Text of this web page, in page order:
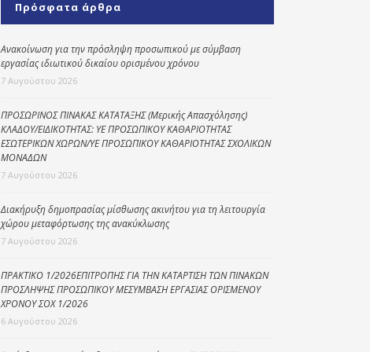
Kοινωνικό
φαρμακείο
Πρόγραμμα
“Βοήθεια στο σπίτι”
Κέντρο Ημερήσιας
Φροντίδας
Πρόσφατα άρθρα
Ανακοίνωση για την πρόσληψη προσωπικού με σύμβαση
εργασίας ιδιωτικού δικαίου ορισμένου χρόνου
7 Αυγούστου 2026
ΠΡΟΣΩΡΙΝΟΣ ΠΙΝΑΚΑΣ ΚΑΤΑΤΑΞΗΣ (Μερικής Απασχόλησης)
ΚΛΑΔΟΥ/ΕΙΔΙΚΟΤΗΤΑΣ: ΥΕ ΠΡΟΣΩΠΙΚΟΥ ΚΑΘΑΡΙΟΤΗΤΑΣ
ΕΣΩΤΕΡΙΚΩΝ ΧΩΡΩΝ/ΥΕ ΠΡΟΣΩΠΙΚΟΥ ΚΑΘΑΡΙΟΤΗΤΑΣ ΣΧΟΛΙΚΩΝ
ΜΟΝΑΔΩΝ
7 Αυγούστου 2026
Διακήρυξη δημοπρασίας μίσθωσης ακινήτου για τη λειτουργία
χώρου μεταφόρτωσης της ανακύκλωσης
7 Αυγούστου 2026
ΠΡΑΚΤΙΚΟ 1/2026ΕΠΙΤΡΟΠΗΣ ΓΙΑ ΤΗΝ ΚΑΤΑΡΤΙΣΗ ΤΩΝ ΠΙΝΑΚΩΝ
ΠΡΟΣΛΗΨΗΣ ΠΡΟΣΩΠΙΚΟΥ ΜΕΣΥΜΒΑΣΗ ΕΡΓΑΣΙΑΣ ΟΡΙΣΜΕΝΟΥ
ΧΡΟΝΟΥ ΣΟΧ 1/2026
6 Αυγούστου 2026